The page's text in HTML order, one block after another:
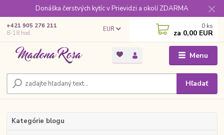
Donáška čerstvých kytíc v Prievidzi a okolí ZDARMA
Menu
EUR
Hľadať
+421 905 276 211
8-18 hod.
0 ks
za 0,00 EUR
Kategórie blogu